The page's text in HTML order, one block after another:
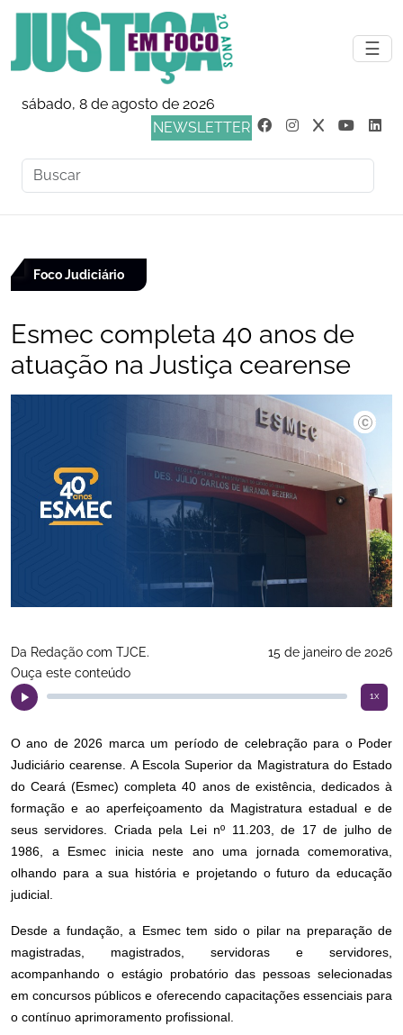
☰
sábado, 8 de agosto de 2026
NEWSLETTER
Foco Judiciário
Esmec completa 40 anos de
atuação na Justiça cearense
Da Redação com TJCE.
15 de janeiro de 2026
Ouça este conteúdo
1x
O ano de 2026 marca um período de celebração para o Poder
Judiciário cearense. A Escola Superior da Magistratura do Estado
do Ceará (Esmec) completa 40 anos de existência, dedicados à
formação e ao aperfeiçoamento da Magistratura estadual e de
seus servidores. Criada pela Lei nº 11.203, de 17 de julho de
1986, a Esmec inicia neste ano uma jornada comemorativa,
olhando para a sua história e projetando o futuro da educação
judicial.
Desde a fundação, a Esmec tem sido o pilar na preparação de
magistradas, magistrados, servidoras e servidores,
acompanhando o estágio probatório das pessoas selecionadas
em concursos públicos e oferecendo capacitações essenciais para
o contínuo aprimoramento profissional.